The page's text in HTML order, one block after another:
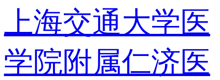
上海交通大学医
学院附属仁济医